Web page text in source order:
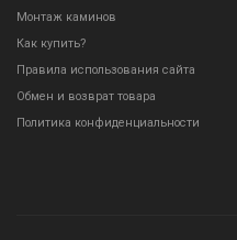
Монтаж каминов
Как купить?
Правила использования сайта
Обмен и возврат товара
Политика конфиденциальности